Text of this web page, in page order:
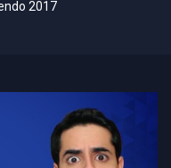
2017